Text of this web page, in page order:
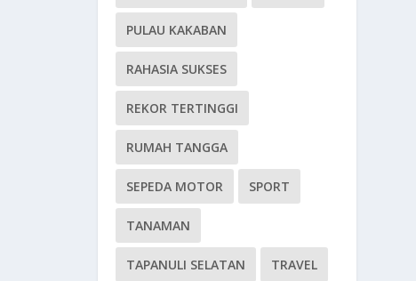
PULAU KAKABAN
RAHASIA SUKSES
REKOR TERTINGGI
RUMAH TANGGA
SEPEDA MOTOR SPORT
TANAMAN
TAPANULI SELATAN TRAVEL